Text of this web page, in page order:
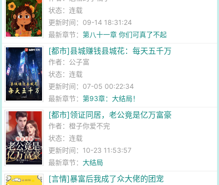
状态：连载
更新时间：09-14 18:31:24
最新章节：第八十一章 你们可真了不起
[都市]县城赚钱县城花：每天五千万
作者： 公子富
状态：连载
更新时间：07-05 00:22:34
最新章节：第93章：大结局！
[都市]领证同居，老公竟是亿万富豪
作者：橙子你爱不完
状态：连载
更新时间：10-23 11:53:57
最新章节：大结局
[言情]暴富后我成了众大佬的团宠